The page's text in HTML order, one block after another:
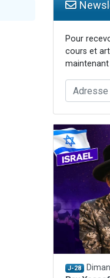
Pour
cours et
maintenant
J-28